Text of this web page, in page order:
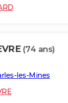
(74 ans)
les-Mines